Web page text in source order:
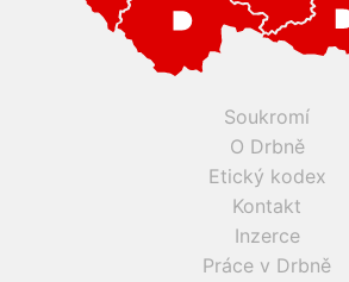
Soukromí
O Drbně
Etický kodex
Kontakt
Inzerce
Práce v Drbně